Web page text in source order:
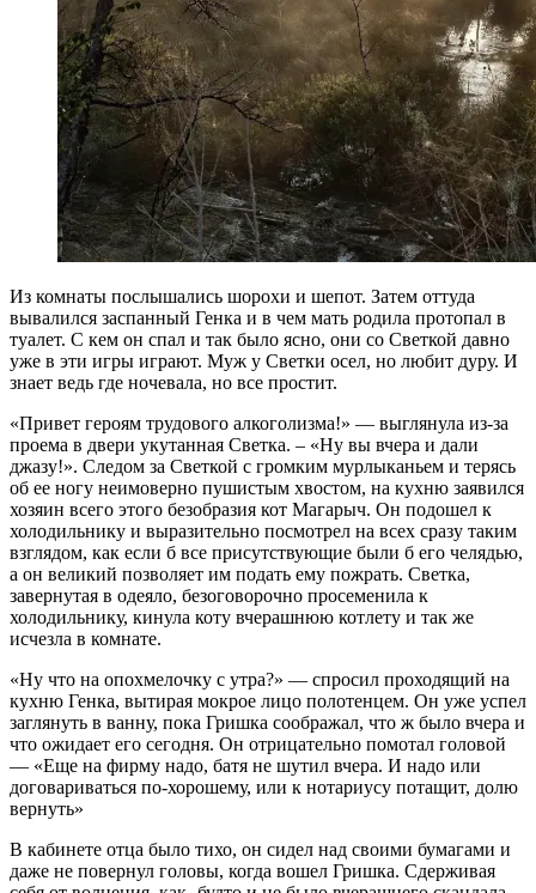
Из комнаты послышались шорохи и шепот. Затем оттуда
вывалился заспанный Генка и в чем мать родила протопал в
туалет. С кем он спал и так было ясно, они со Светкой давно
уже в эти игры играют. Муж у Светки осел, но любит дуру. И
знает ведь где ночевала, но все простит.
«Привет героям трудового алкоголизма!» — выглянула из-за
проема в двери укутанная Светка. – «Ну вы вчера и дали
джазу!». Следом за Светкой с громким мурлыканьем и терясь
об ее ногу неимоверно пушистым хвостом, на кухню заявился
хозяин всего этого безобразия кот Магарыч. Он подошел к
холодильнику и выразительно посмотрел на всех сразу таким
взглядом, как если б все присутствующие были б его челядью,
а он великий позволяет им подать ему пожрать. Светка,
завернутая в одеяло, безоговорочно просеменила к
холодильнику, кинула коту вчерашнюю котлету и так же
исчезла в комнате.
«Ну что на опохмелочку с утра?» — спросил проходящий на
кухню Генка, вытирая мокрое лицо полотенцем. Он уже успел
заглянуть в ванну, пока Гришка соображал, что ж было вчера и
что ожидает его сегодня. Он отрицательно помотал головой
— «Еще на фирму надо, батя не шутил вчера. И надо или
договариваться по-хорошему, или к нотариусу потащит, долю
вернуть»
В кабинете отца было тихо, он сидел над своими бумагами и
даже не повернул головы, когда вошел Гришка. Сдерживая